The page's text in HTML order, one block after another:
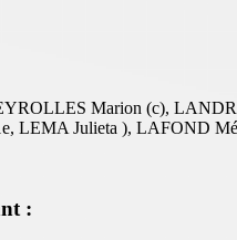
Marion (c),
LEMA Julieta ), LAFOND
: